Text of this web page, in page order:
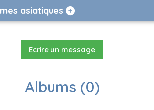
asiatiques
Ecrire un message
Albums (0)